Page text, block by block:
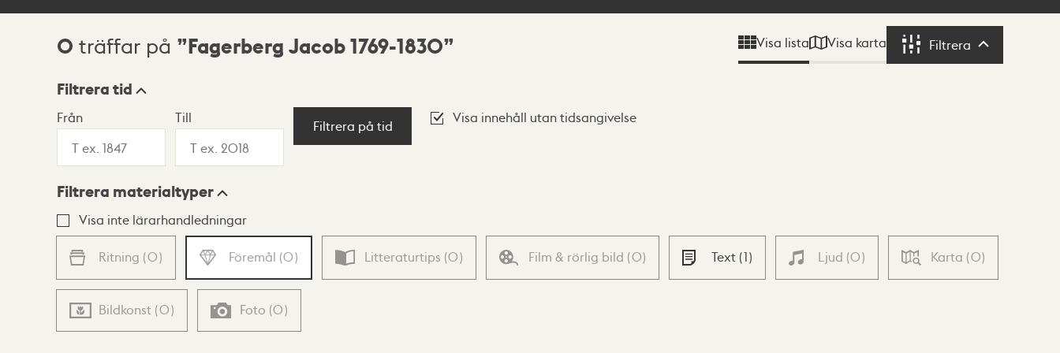
Sökresultat
0 träffar på Fagerberg Jacob 1769-1830 Visa lista Visa karta Filtrera Filtrera
Visningsläge
Lista Karta
Filtrera tid
Från Till
Filtrera på tid
Visa innehåll utan tidsangivelse
Filtrera materialtyper
Visa inte lärarhandledningar
Ritning (0) Föremål (0) Litteraturtips (0) Film & rörlig bild (0) Text (1) Ljud (0) Karta (0)
Bildkonst (0) Foto (0)